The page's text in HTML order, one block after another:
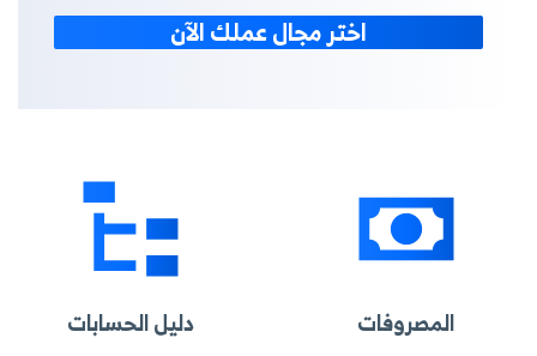
اختر مجال عملك الآن
المصروفات دليل الحسابات